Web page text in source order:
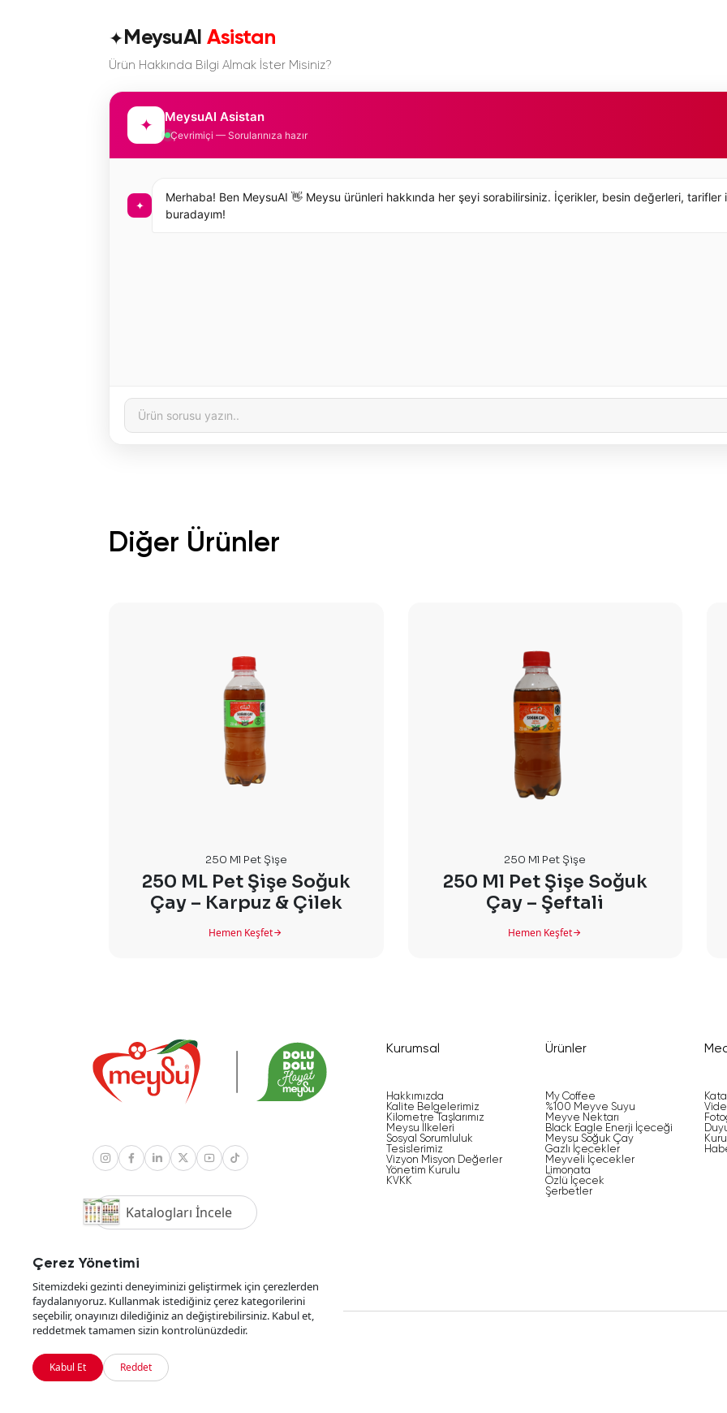
✦MeysuAI Asistan
Ürün Hakkında Bilgi Almak İster Misiniz?
✦ MeysuAI Asistan
Çevrimiçi — Sorularınıza hazır
✦
Merhaba! Ben MeysuAI 👋 Meysu ürünleri hakkında her şeyi sorabilirsiniz. İçerikler, besin değerleri, tarifler
buradayım!
Diğer Ürünler
250 Ml Pet Şişe
250 ML Pet Şişe Soğuk
Çay – Karpuz & Çilek
Hemen Keşfet
250 Ml Pet Şişe
250 Ml Pet Şişe Soğuk
Çay – Şeftali
Hemen Keşfet
Katalogları İncele
Kurumsal
Hakkımızda
Kalite Belgelerimiz
Kilometre Taşlarımız
Meysu İlkeleri
Sosyal Sorumluluk
Tesislerimiz
Vizyon Misyon Değerler
Yönetim Kurulu
KVKK
Ürünler
My Coffee
%100 Meyve Suyu
Meyve Nektarı
Black Eagle Enerji İçeceği
Meysu Soğuk Çay
Gazlı İçecekler
Meyveli İçecekler
Limonata
Özlü İçecek
Şerbetler
YKBSOFTtarafından geliştirildi
Çerez Yönetimi
Sitemizdeki gezinti deneyiminizi geliştirmek için çerezlerden
faydalanıyoruz. Kullanmak istediğiniz çerez kategorilerini
seçebilir, onayınızı dilediğiniz an değiştirebilirsiniz. Kabul et,
reddetmek tamamen sizin kontrolünüzdedir.
Kabul Et Reddet